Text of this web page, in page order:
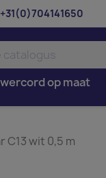
+31(0)704141650
op maat
C13 wit 0,5 m